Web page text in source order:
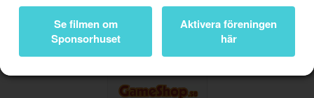
Bli medlem
Logga in
Se filmen om
Sponsorhuset
Aktivera föreningen
här